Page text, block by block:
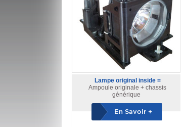
Lampe original inside =
Ampoule originale + chassis
générique
En Savoir +